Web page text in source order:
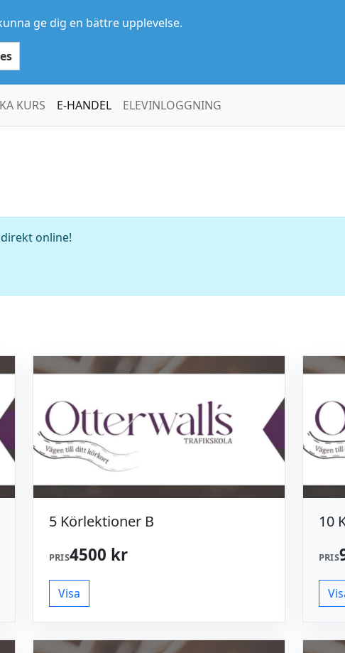
ge dig en bättre upplevelse.
KURS E-HANDEL ELEVINLOGGNING
online!
5 Körlektioner B
PRIS4500 kr
Visa
10
PRIS